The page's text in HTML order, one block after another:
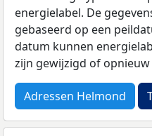
energielabel. De
gebaseerd op een
datum kunnen
zijn gewijzigd of
Adressen Helmond